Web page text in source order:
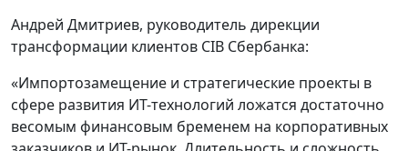
Андрей Дмитриев, руководитель дирекции
трансформации клиентов CIB Сбербанка:
«Импортозамещение и стратегические проекты в
сфере развития ИТ-технологий ложатся достаточно
весомым финансовым бременем на корпоративных